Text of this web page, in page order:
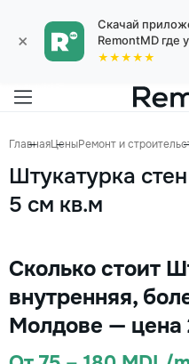
×
Скачай
RemontMD где
★★★★★
ГлавнаяЦеныРемонт и
Штукатурка
5 см кв.м
Сколько стоит
внутренняя,
Молдове — цена